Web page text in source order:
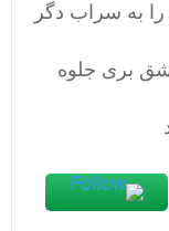
به سراب دگر
بری جلوه